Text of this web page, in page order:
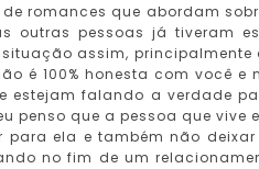
de romances que abordam
outras pessoas já tiveram
assim,
é 100% honesta com você
estejam falando a verdade
penso que a pessoa que
para ela e também não
no fim de um